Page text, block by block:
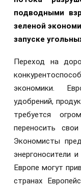
подводными
зеленой
запуске
Переход на
экономики.
удобрений,
требуется
переносить
Экономисты
энергоносители
Европе могут
странах